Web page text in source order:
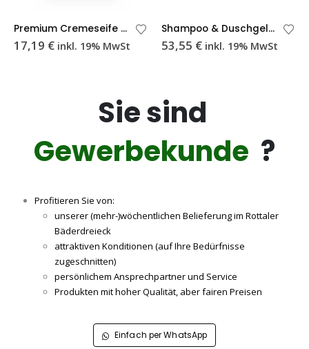
Premium Cremeseife Creamy Rosé 10 Liter
17,19 € inkl. 19% MwSt
Shampoo & Duschgel 30 ml Citrus – 200 Stück
53,55 € inkl. 19% MwSt
Sie sind
Gewerbekunde ?
Profitieren Sie von:
unserer (mehr-)wöchentlichen Belieferung im Rottaler
Bäderdreieck
attraktiven Konditionen (auf Ihre Bedürfnisse
zugeschnitten)
persönlichem Ansprechpartner und Service
Produkten mit hoher Qualität, aber fairen Preisen
Einfach per WhatsApp